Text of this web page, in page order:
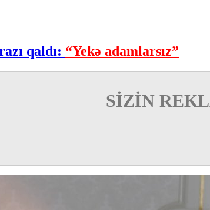
qaldı: “Yekə adamlarsız”
SİZİN